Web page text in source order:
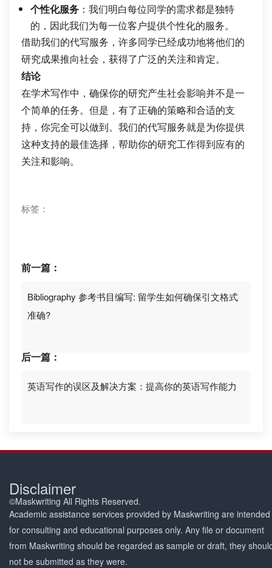
个性化服务 ：我们明白每位同学的需求都是独特
的，因此我们为每一位客户提供个性化的服务。
借助我们的代写服务，许多同学已经成功地将他们的
研究成果推向社会，获得了广泛的关注和肯定。
结论
在学术写作中，确保你的研究产生社会影响并不是一
个简单的任务。但是，有了正确的策略和合适的支
持，你完全可以做到。我们的代写服务就是为你提供
这种支持的最佳选择，帮助你的研究工作得到应有的
关注和影响。
标签：
前一篇：
Bibliography 参考书目编写: 留学生如何确保引文格式
准确?
后一篇：
英语写作的误区及解决方案：提高你的英语写作能力
Disclaimer
©Maskwriting All Rights Reserved.
Academic assistance services provided by Maskwriting are intended
for consulting and educational purposes only. Any file or document
from Maskwriting should be regarded as sample or draft, they
not be submitted as they were.